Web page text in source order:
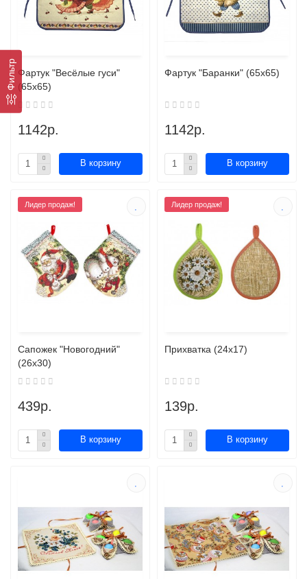
ФильтрФартук "Весёлые гуси"
(65х65)
1142р.
В корзину
Фартук "Баранки" (65х65)
1142р.
В корзину
Лидер продаж!
Сапожек "Новогодний"
(26х30)
439р.
В корзину
Лидер продаж!
Прихватка (24х17)
139р.
В корзину